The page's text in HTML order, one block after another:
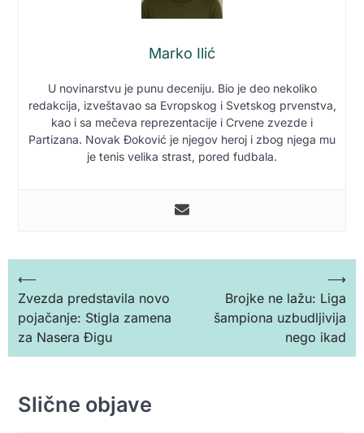
Marko Ilić
U novinarstvu je punu deceniju. Bio je deo nekoliko
redakcija, izveštavao sa Evropskog i Svetskog prvenstva,
kao i sa mečeva reprezentacije i Crvene zvezde i
Partizana. Novak Đoković je njegov heroj i zbog njega mu
je tenis velika strast, pored fudbala.
Кретање
чланка
⟵
Zvezda predstavila novo
pojačanje: Stigla zamena
za Nasera Đigu
Brojke ne lažu: Liga
šampiona uzbudljivija
nego ikad
⟶
Slične objave